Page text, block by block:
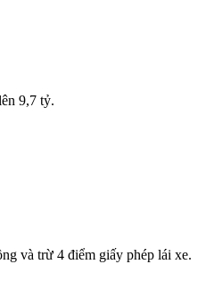
9,7 tỷ.
và trừ 4 điểm giấy phép lái xe.